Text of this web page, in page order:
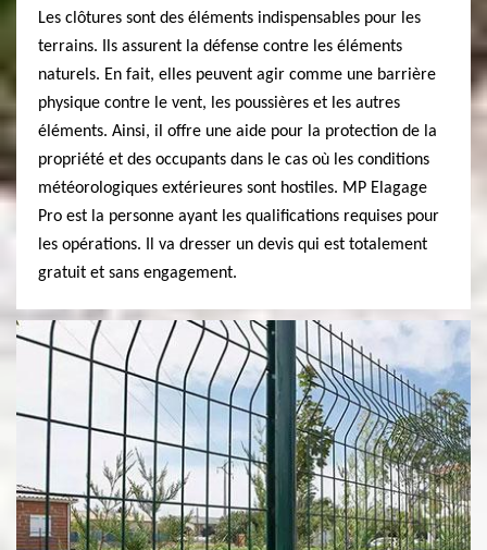
Les clôtures sont des éléments indispensables pour les
terrains. Ils assurent la défense contre les éléments
naturels. En fait, elles peuvent agir comme une barrière
physique contre le vent, les poussières et les autres
éléments. Ainsi, il offre une aide pour la protection de la
propriété et des occupants dans le cas où les conditions
météorologiques extérieures sont hostiles. MP Elagage
Pro est la personne ayant les qualifications requises pour
les opérations. Il va dresser un devis qui est totalement
gratuit et sans engagement.